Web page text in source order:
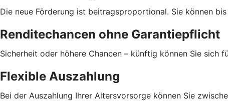
Die neue Förderung ist beitragsproportional. Sie können
Renditechancen ohne Garantiepflicht
Sicherheit oder höhere Chancen – künftig können Sie sich
Flexible Auszahlung
Bei der Auszahlung Ihrer Altersvorsorge können Sie